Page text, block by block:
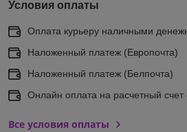
Условия оплаты
Оплата курьеру наличными
Наложенный платеж (Европочта)
Наложенный платеж (Белпочта)
Онлайн оплата на расчетный счет
Все условия оплаты